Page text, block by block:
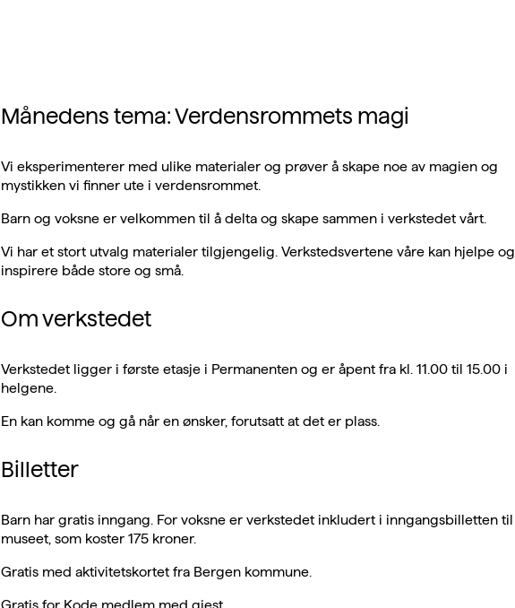
Månedens tema: Verdensrommets magi
Vi eksperimenterer med ulike materialer og prøver å skape noe av magien og
mystikken vi finner ute i verdensrommet.
Barn og voksne er velkommen til å delta og skape sammen i verkstedet vårt.
Vi har et stort utvalg materialer tilgjengelig. Verkstedsvertene våre kan hjelpe og
inspirere både store og små.
Om verkstedet
Verkstedet ligger i første etasje i Permanenten og er åpent fra kl. 11.00 til 15.00 i
helgene.
En kan komme og gå når en ønsker, forutsatt at det er plass.
Billetter
Barn har gratis inngang. For voksne er verkstedet inkludert i inngangsbilletten til
museet, som koster 175 kroner.
Gratis med aktivitetskortet fra Bergen kommune.
Gratis for Kode medlem med gjest.